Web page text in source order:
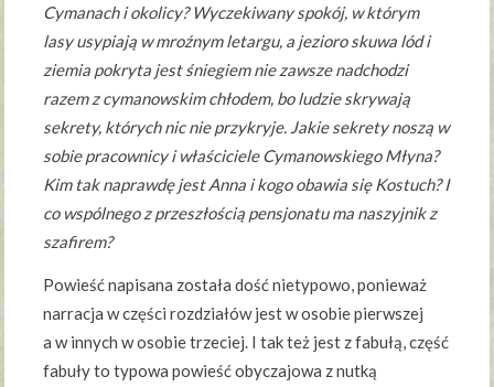
Cymanach i okolicy? Wyczekiwany spokój, w którym
lasy usypiają w mroźnym letargu, a jezioro skuwa lód i
ziemia pokryta jest śniegiem nie zawsze nadchodzi
razem z cymanowskim chłodem, bo ludzie skrywają
sekrety, których nic nie przykryje. Jakie sekrety noszą w
sobie pracownicy i właściciele Cymanowskiego Młyna?
Kim tak naprawdę jest Anna i kogo obawia się Kostuch? I
co wspólnego z przeszłością pensjonatu ma naszyjnik z
szafirem?
Powieść napisana została dość nietypowo, ponieważ
narracja w części rozdziałów jest w osobie pierwszej
a w innych w osobie trzeciej. I tak też jest z fabułą, część
fabuły to typowa powieść obyczajowa z nutką